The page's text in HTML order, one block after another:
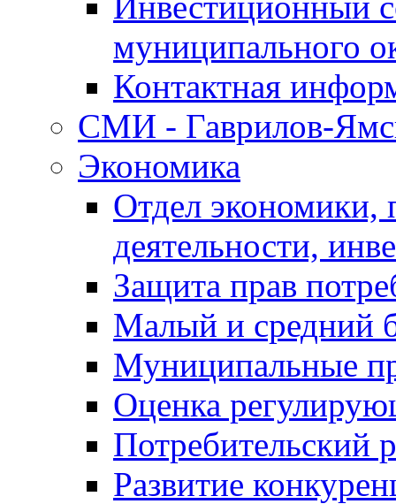
муниципального
Контактная
СМИ - Гаврилов-
Экономика
Отдел экономики,
деятельности,
Защита прав
Малый и средний
Муниципальные
Оценка
Потребительский
Развитие